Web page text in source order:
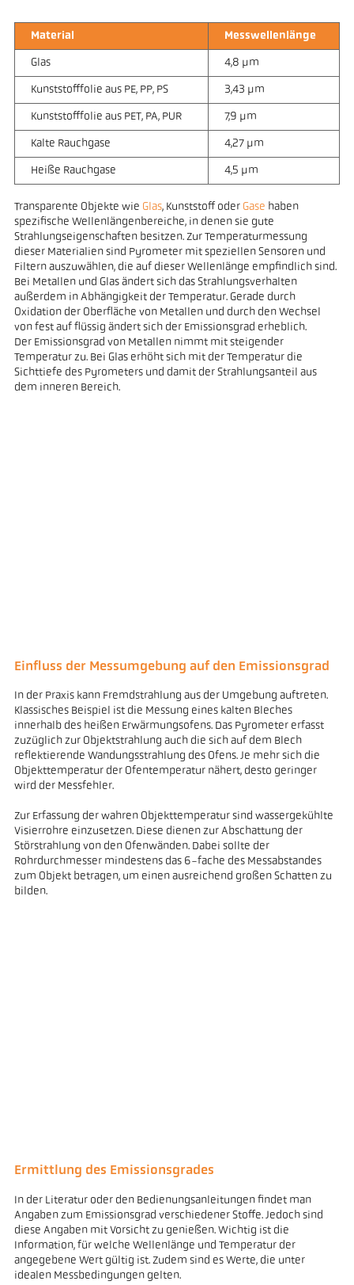
Material Messwellenlänge
Glas 4,8 µm
Kunststofffolie aus PE, PP, PS 3,43 µm
Kunststofffolie aus PET, PA, PUR 7,9 µm
Kalte Rauchgase 4,27 µm
Heiße Rauchgase 4,5 µm
Transparente Objekte wie Glas, Kunststoff oder Gase haben
spezifische Wellenlängenbereiche, in denen sie gute
Strahlungseigenschaften besitzen. Zur Temperaturmessung
dieser Materialien sind Pyrometer mit speziellen Sensoren und
Filtern auszuwählen, die auf dieser Wellenlänge empfindlich sind.
Bei Metallen und Glas ändert sich das Strahlungsverhalten
außerdem in Abhängigkeit der Temperatur. Gerade durch
Oxidation der Oberfläche von Metallen und durch den Wechsel
von fest auf flüssig ändert sich der Emissionsgrad erheblich.
Der Emissionsgrad von Metallen nimmt mit steigender
Temperatur zu. Bei Glas erhöht sich mit der Temperatur die
Sichttiefe des Pyrometers und damit der Strahlungsanteil aus
dem inneren Bereich.
Einfluss der Messumgebung auf den Emissionsgrad
In der Praxis kann Fremdstrahlung aus der Umgebung auftreten.
Klassisches Beispiel ist die Messung eines kalten Bleches
innerhalb des heißen Erwärmungsofens. Das Pyrometer erfasst
zuzüglich zur Objektstrahlung auch die sich auf dem Blech
reflektierende Wandungsstrahlung des Ofens. Je mehr sich die
Objekttemperatur der Ofentemperatur nähert, desto geringer
wird der Messfehler.
Zur Erfassung der wahren Objekttemperatur sind wassergekühlte
Visierrohre einzusetzen. Diese dienen zur Abschattung der
Störstrahlung von den Ofenwänden. Dabei sollte der
Rohrdurchmesser mindestens das 6-fache des Messabstandes
zum Objekt betragen, um einen ausreichend großen Schatten zu
bilden.
Ermittlung des Emissionsgrades
In der Literatur oder den Bedienungsanleitungen findet man
Angaben zum Emissionsgrad verschiedener Stoffe. Jedoch sind
diese Angaben mit Vorsicht zu genießen. Wichtig ist die
Information, für welche Wellenlänge und Temperatur der
angegebene Wert gültig ist. Zudem sind es Werte, die unter
idealen Messbedingungen gelten.